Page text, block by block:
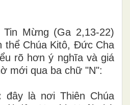
Tin Mừng (Ga 2,13-22)
thể Chúa Kitô, Đức Cha
rõ hơn ý nghĩa và giá
mới qua ba chữ "N":
đây là nơi Thiên Chúa